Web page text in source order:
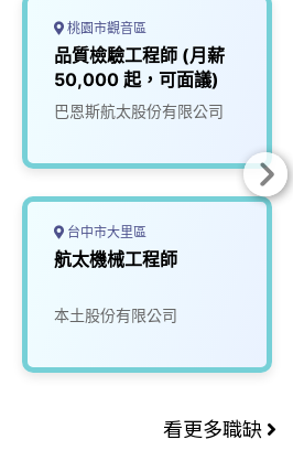
桃園市觀音區
品質檢驗工程師 (月薪
50,000 起，可面議)
巴恩斯航太股份有限公司
台中市大里區
航太機械工程師
本土股份有限公司
看更多職缺